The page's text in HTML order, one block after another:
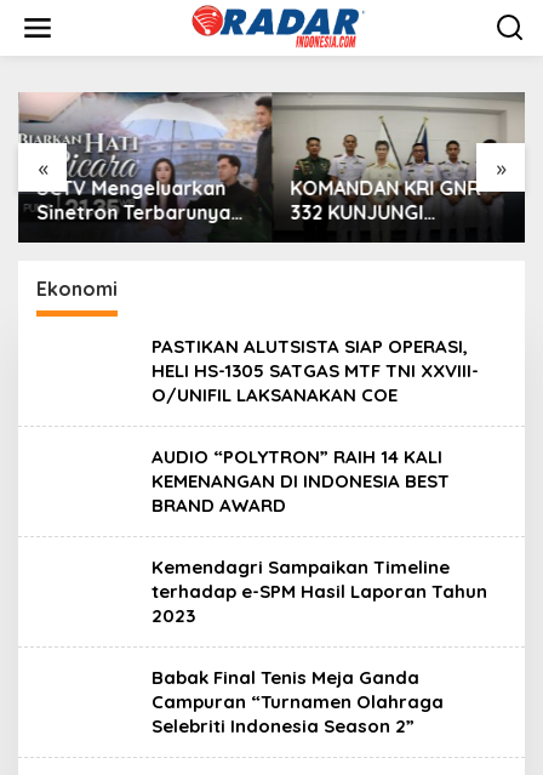
w
« »
SCTV Mengeluarkan
Sinetron Terbarunya
“Biarkan Hati Bicara”,
Rastanty, Rangga
Azof, Rendi John
KOMANDAN KRI GNR-
332 KUNJUNGI
PEJABAT PEMERINTAH
Ekonomi
PASTIKAN ALUTSISTA SIAP OPERASI,
HELI HS-1305 SATGAS MTF TNI XXVIII-
O/UNIFIL LAKSANAKAN COE
AUDIO “POLYTRON” RAIH 14 KALI
KEMENANGAN DI INDONESIA BEST
BRAND AWARD
Kemendagri Sampaikan Timeline
terhadap e-SPM Hasil Laporan Tahun
2023
Babak Final Tenis Meja Ganda
Campuran “Turnamen Olahraga
Selebriti Indonesia Season 2”